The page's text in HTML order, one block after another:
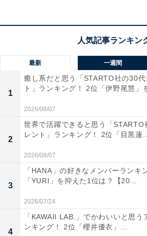
A post shared by Los Angeles
最新 一週間
1
癒し系だと思う「STARTO社の30代
ト」ランキング！ 2位「伊野尾慧」
2026/08/07
2
世界で活躍できると思う「STARTO
レント」ランキング！ 2位「目黒蓮
2026/08/07
3
「HANA」の好きなメンバーランキ
「YURI」を抑えた1位は？【20...
2026/07/24
4
「KAWAII LAB.」でかわいいと思う
ンキング！ 2位「櫻井優衣」...